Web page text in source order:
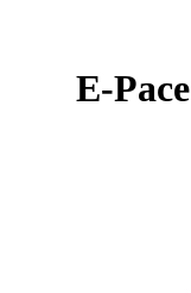
יגואר E-Pace